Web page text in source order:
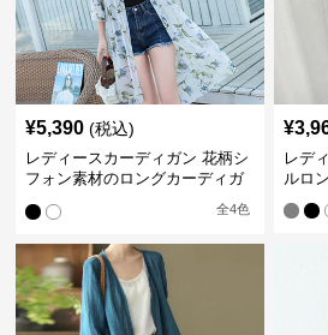
¥5,390 (税込)
レディースカーディガン 花柄シ
フォン素材のロングカーディガ
全4色
¥
レデ
ルロ